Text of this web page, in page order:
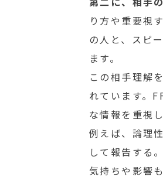
り方や重要視
の人と、スピ
ます。
この相手理解
れています。
な情報を重視
例えば、論理
して報告する
気持ちや影響